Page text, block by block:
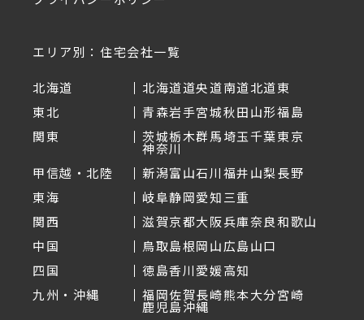
エリア別：住宅会社一覧
北海道 北海道道央道南道北道東
東北
青森岩手宮城秋田山形福島
関東
茨城栃木群馬埼玉千葉東京
神奈川
甲信越・北陸
新潟富山石川福井山梨長野
東海
岐阜静岡愛知三重
関西
滋賀京都大阪兵庫奈良和歌山
中国
鳥取島根岡山広島山口
四国
徳島香川愛媛高知
九州・沖縄
福岡佐賀長崎熊本大分宮崎
鹿児島沖縄